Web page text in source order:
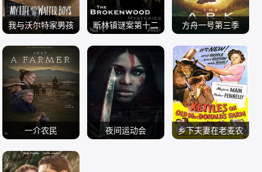
甯
我与沃尔特家男孩
x Naveen Paddock
Sally 保罗·麦克吉
莱恩 妮基·罗德里格
斯 杰克·曼利 柯瑞·
福格尔玛尼斯 米娅·
艾琳·卡普拉克 艾萨
电视剧 欧美剧
2026
断林镇谜案第十二
斯蒂娜·谢尔班·扬
达 尼尔·雷亚 弗恩·
萨瑟兰
电视剧 欧美剧
2026
方舟一号第三季
斯蒂娜·沃尔夫 塔玛
拉·拉多瓦诺维奇 帕
夫莱·耶里尼奇 戴安
娜·贝穆德斯 沙利妮
·佩里斯 理查德·弗
电视剧 欧美剧
2026
一介农民
Mcdougall Robert
电影 剧情片
夜间运动会
乡下夫妻在老麦农